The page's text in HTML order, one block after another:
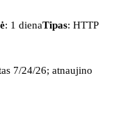
: 1 dienaTipas: HTTP
7/24/26; atnaujino